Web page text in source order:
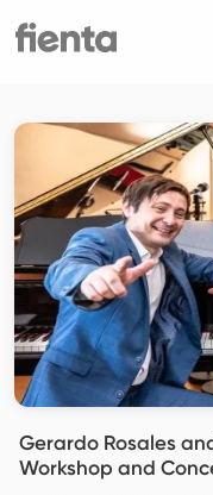
Gerardo Rosales
Workshop and